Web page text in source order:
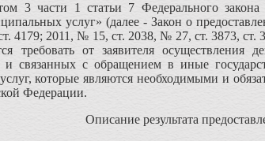
3 части 1 статьи 7 Федерального
услуг» (далее - Закон о
4179; 2011, № 15, ст. 2038, № 27, ст. 3873,
требовать от заявителя
и связанных с обращением в иные
которые являются необходимыми и
Федерации.
Описание результата